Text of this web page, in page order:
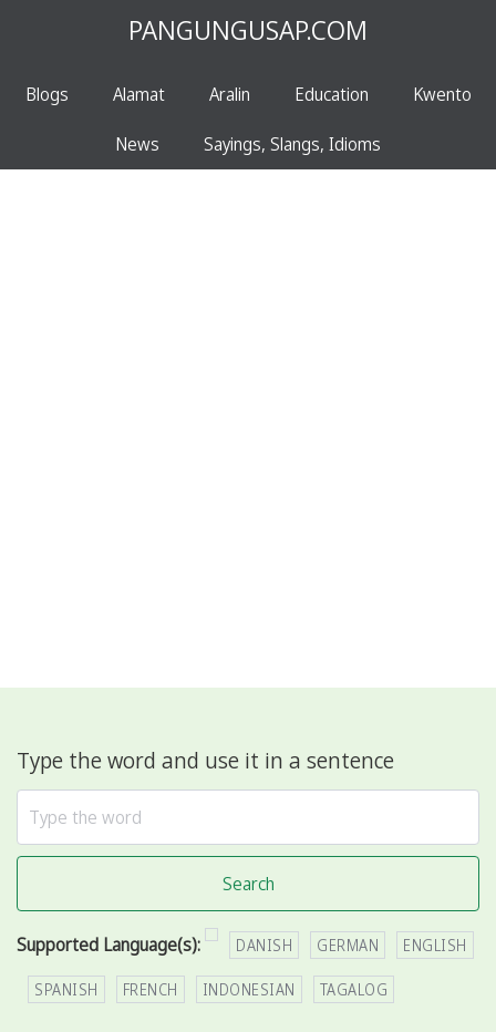
PANGUNGUSAP.COM
Blogs Alamat Aralin Education Kwento
News Sayings, Slangs, Idioms
Type the word and use it in a sentence
Search
Supported Language(s): DANISH GERMAN ENGLISH
SPANISH FRENCH INDONESIAN TAGALOG